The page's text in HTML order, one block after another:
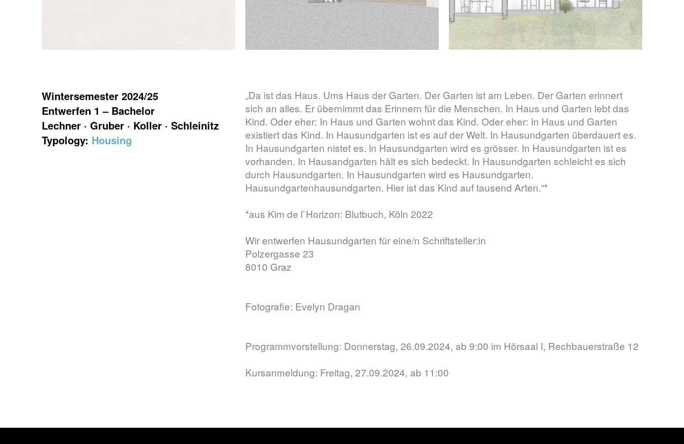
Wintersemester 2024/25
Entwerfen 1 – Bachelor
Lechner · Gruber · Koller · Schleinitz
Typology: Housing
„Da ist das Haus. Ums Haus der Garten. Der Garten ist am Leben. Der Garten erinnert
sich an alles. Er übernimmt das Erinnern für die Menschen. In Haus und Garten lebt das
Kind. Oder eher: In Haus und Garten wohnt das Kind. Oder eher: In Haus und Garten
existiert das Kind. In Hausundgarten ist es auf der Welt. In Hausundgarten überdauert es.
In Hausundgarten nistet es. ln Hausundgarten wird es grösser. In Hausundgarten ist es
vorhanden. In Hausandgarten hält es sich bedeckt. In Hausundgarten schleicht es sich
durch Hausundgarten. In Hausundgarten wird es Hausundgarten.
Hausundgartenhausundgarten. Hier ist das Kind auf tausend Arten.“*
*aus Kim de l`Horizon: Blutbuch, Köln 2022
Wir entwerfen Hausundgarten für eine/n Schriftsteller:in
Polzergasse 23
8010 Graz
Fotografie: Evelyn Dragan
Programmvorstellung: Donnerstag, 26.09.2024, ab 9:00 im Hörsaal I, Rechbauerstraße 12
Kursanmeldung: Freitag, 27.09.2024, ab 11:00